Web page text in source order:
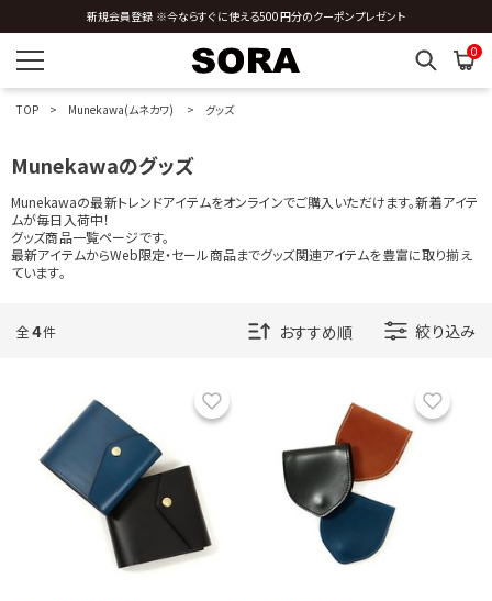
N
R
S
新規会員登録 ※今ならすぐに使える500円分のクーポンプレゼント
0
TOP Munekawa(ムネカワ) グッズ
Munekawaのグッズ
Munekawaの最新トレンドアイテムをオンラインでご購入いただけます。新着アイテ
ムが毎日入荷中！
グッズ商品一覧ページです。
最新アイテムからWeb限定・セール商品までグッズ関連アイテムを豊富に取り揃え
ています。
全4件 絞り込み
お気に入り